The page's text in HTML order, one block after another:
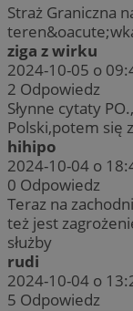
Straż Graniczna
ziga z wirku
2024-10-05 o
2 Odpowiedz
Słynne cytaty
Polski,potem się
hihipo
2024-10-04 o
0 Odpowiedz
Teraz na
też jest
służby
rudi
2024-10-04 o
5 Odpowiedz